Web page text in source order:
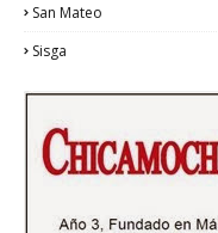
San Mateo
Sisga